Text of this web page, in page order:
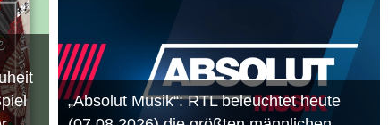
„Absolut Musik“: RTL beleuchtet heute